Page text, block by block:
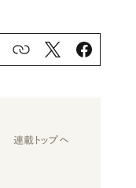
連載トップへ